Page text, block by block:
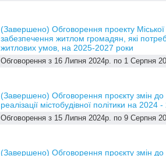
(Завершено) Обговорення проекту Міської
забезпечення житлом громадян, які
житлових умов, на 2025-2027 роки
Обговорення з 16 Липня 2024р. по 1 Серпня
(Завершено) Обговорення проєкту змін до
реалізації містобудівної політики на 2024
Обговорення з 15 Липня 2024р. по 9 Серпня
(Завершено) Обговорення проєкту змін до